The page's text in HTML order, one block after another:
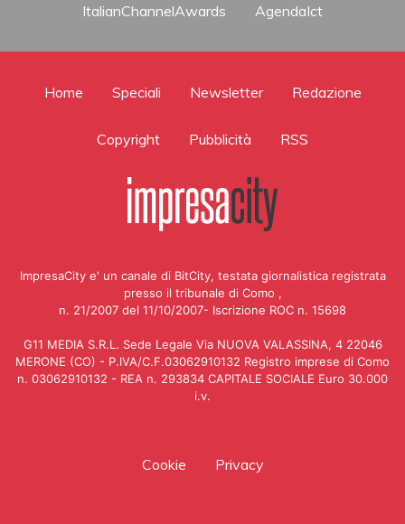
ItalianChannelAwards
AgendaIct
Home Speciali Newsletter Redazione
Copyright Pubblicità RSS
ImpresaCity e' un canale di BitCity, testata giornalistica registrata
presso il tribunale di Como ,
n. 21/2007 del 11/10/2007- Iscrizione ROC n. 15698
G11 MEDIA S.R.L. Sede Legale Via NUOVA VALASSINA, 4 22046
MERONE (CO) - P.IVA/C.F.03062910132 Registro imprese di Como
n. 03062910132 - REA n. 293834 CAPITALE SOCIALE Euro 30.000
i.v.
Cookie Privacy